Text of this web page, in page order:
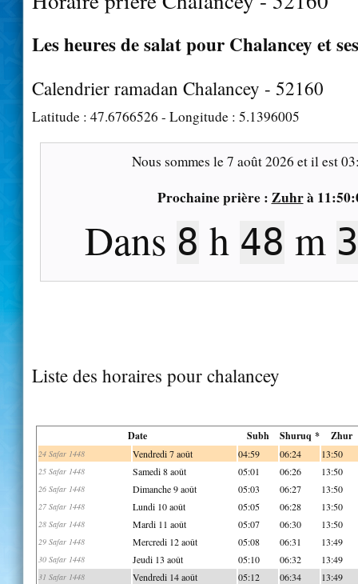
Les heures de salat pour Chalancey et
Calendrier ramadan Chalancey - 52160
Latitude : 47.6766526 - Longitude : 5.1396005
Nous sommes le7 août 2026 et il est
Prochaine prière : Zuhrà
Dans 8 h 48 m
Liste des horaires pour chalancey
Date Subh Shuruq * Zhur
24 Safar 1448 Vendredi 7 août 04:59 06:24 13:50
25 Safar 1448 Samedi 8 août 05:01 06:26 13:50
26 Safar 1448 Dimanche 9 août 05:03 06:27 13:50
27 Safar 1448 Lundi 10 août 05:05 06:28 13:50
28 Safar 1448 Mardi 11 août 05:07 06:30 13:50
29 Safar 1448 Mercredi 12 août 05:08 06:31 13:49
30 Safar 1448 Jeudi 13 août 05:10 06:32 13:49
31 Safar 1448 Vendredi 14 août 05:12 06:34 13:49